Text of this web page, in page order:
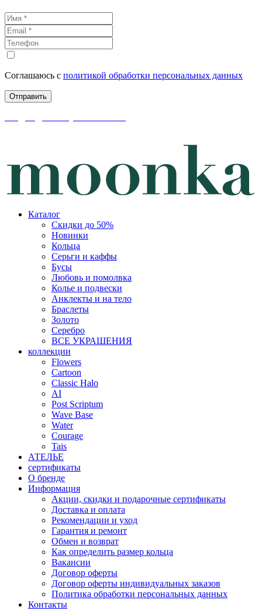
Соглашаюсь с политикой обработки персональных данных
Каталог
Скидки до 50%
Новинки
Кольца
Серьги и каффы
Бусы
Любовь и помолвка
Колье и подвески
Анклекты и на тело
Браслеты
Золото
Серебро
ВСЕ УКРАШЕНИЯ
коллекции
Flowers
Cartoon
Classic Halo
AI
Post Scriptum
Wave Base
Water
Courage
Tais
АТЕЛЬЕ
сертификаты
О бренде
Информация
Акции, скидки и подарочные сертификаты
Доставка и оплата
Рекомендации и уход
Гарантия и ремонт
Обмен и возврат
Как определить размер кольца
Вакансии
Договор оферты
Договор оферты индивидуальных заказов
Политика обработки персональных данных
Контакты